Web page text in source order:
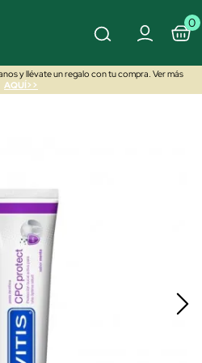
0
y llévate un regalo con tu compra. Ver más
AQUÍ>>